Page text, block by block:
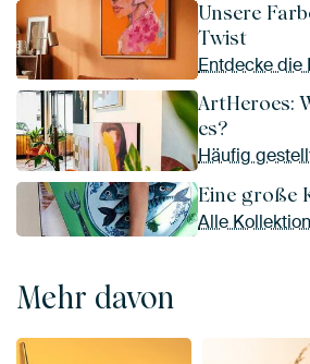
Unsere
Twist
Entdecke die
ArtHeroes:
es?
Häufig
Eine große
Alle
Mehr davon